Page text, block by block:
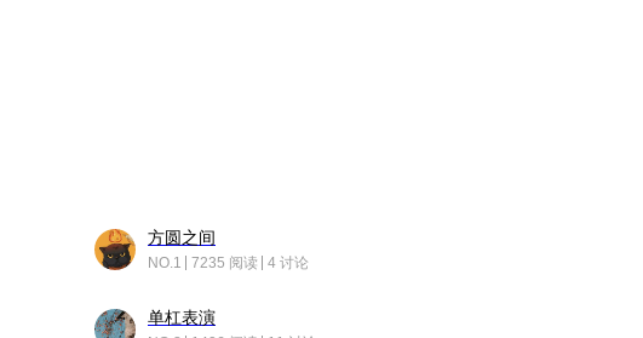
方圆之间
NO.1 7235 阅读 4 讨论
单杠表演